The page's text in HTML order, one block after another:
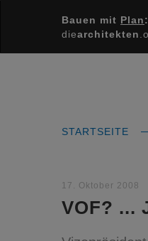
Bauen mit Plan:
diearchitekten
STARTSEITE
17. Oktober 2008
VOF? ...